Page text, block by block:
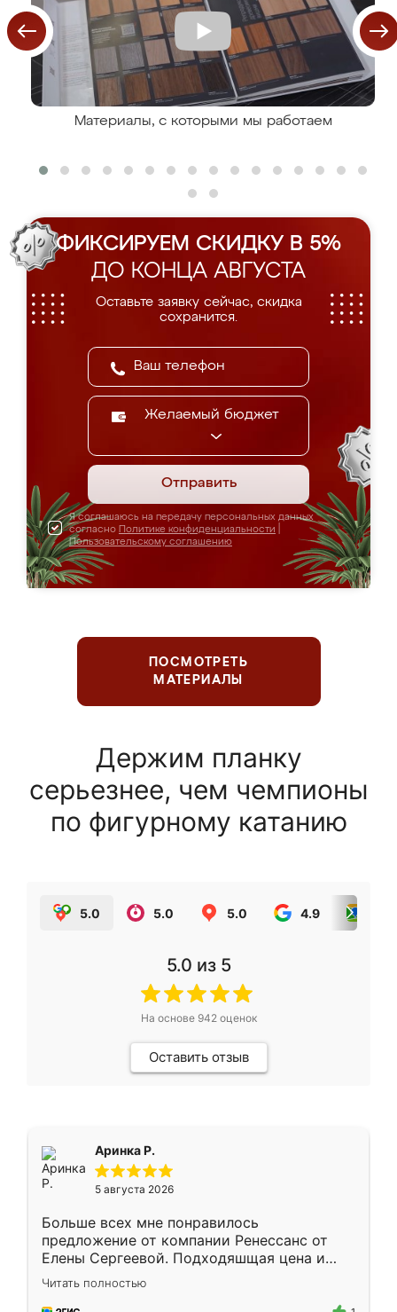
Материалы, с которыми мы работаем
ФИКСИРУЕМ СКИДКУ В 5%
ДО КОНЦА АВГУСТА
Оставьте заявку сейчас, скидка
сохранится.
Желаемый бюджет
Отправить
Я соглашаюсь на передачу персональных данных
согласно Политике конфиденциальности
Пользовательскому соглашению
ПОСМОТРЕТЬ
МАТЕРИАЛЫ
Держим планку
серьезнее, чем чемпионы
по фигурному катанию
5.0 5.0 5.0 4.9
5.0 из 5
На основе 942оценок
Оставить отзыв
Аринка Р.
5 августа 2026
Больше всех мне понравилось
предложение от компании Ренессанс от
Елены Сергеевой. Подходяшщая цена и
короткие сроки изготовления. Приехавший
для замера сотрудник Владислав
Читать полностью